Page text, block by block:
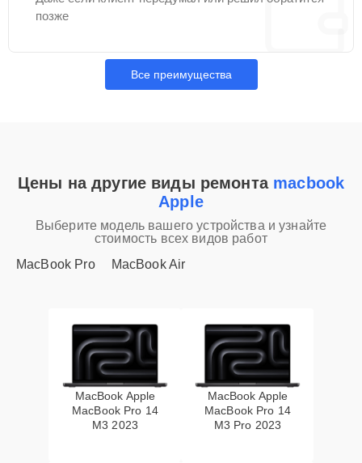
позже
Все преимущества
Цены на другие виды ремонта macbook
Apple
Выберите модель вашего устройства и узнайте
стоимость всех видов работ
MacBook Pro
MacBook Air
MacBook Apple
MacBook Pro 14
M3 2023
MacBook Apple
MacBook Pro 14
M3 Pro 2023